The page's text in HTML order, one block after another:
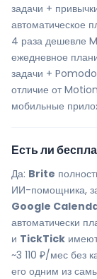
задачи +
автоматическое
4 раза дешевле
ежедневное
задачи +
отличие от
мобильные
Есть ли
Да: Brite
ИИ-помощника,
Google
автоматически
и TickTick
~3 110 ₽/мес без
его одним из